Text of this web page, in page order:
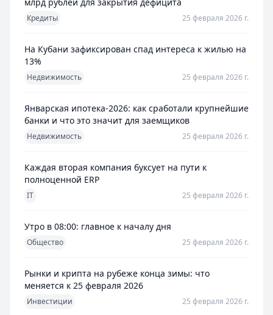
Кредиты 25 февраля 2026 г.
На Кубани зафиксирован спад интереса к жилью на
13%
Недвижимость 25 февраля 2026 г.
Январская ипотека-2026: как сработали крупнейшие
банки и что это значит для заемщиков
Недвижимость 25 февраля 2026 г.
Каждая вторая компания буксует на пути к
полноценной ERP
IT 25 февраля 2026 г.
Утро в 08:00: главное к началу дня
Общество 25 февраля 2026 г.
Рынки и крипта на рубеже конца зимы: что
меняется к 25 февраля 2026
Инвестиции 25 февраля 2026 г.